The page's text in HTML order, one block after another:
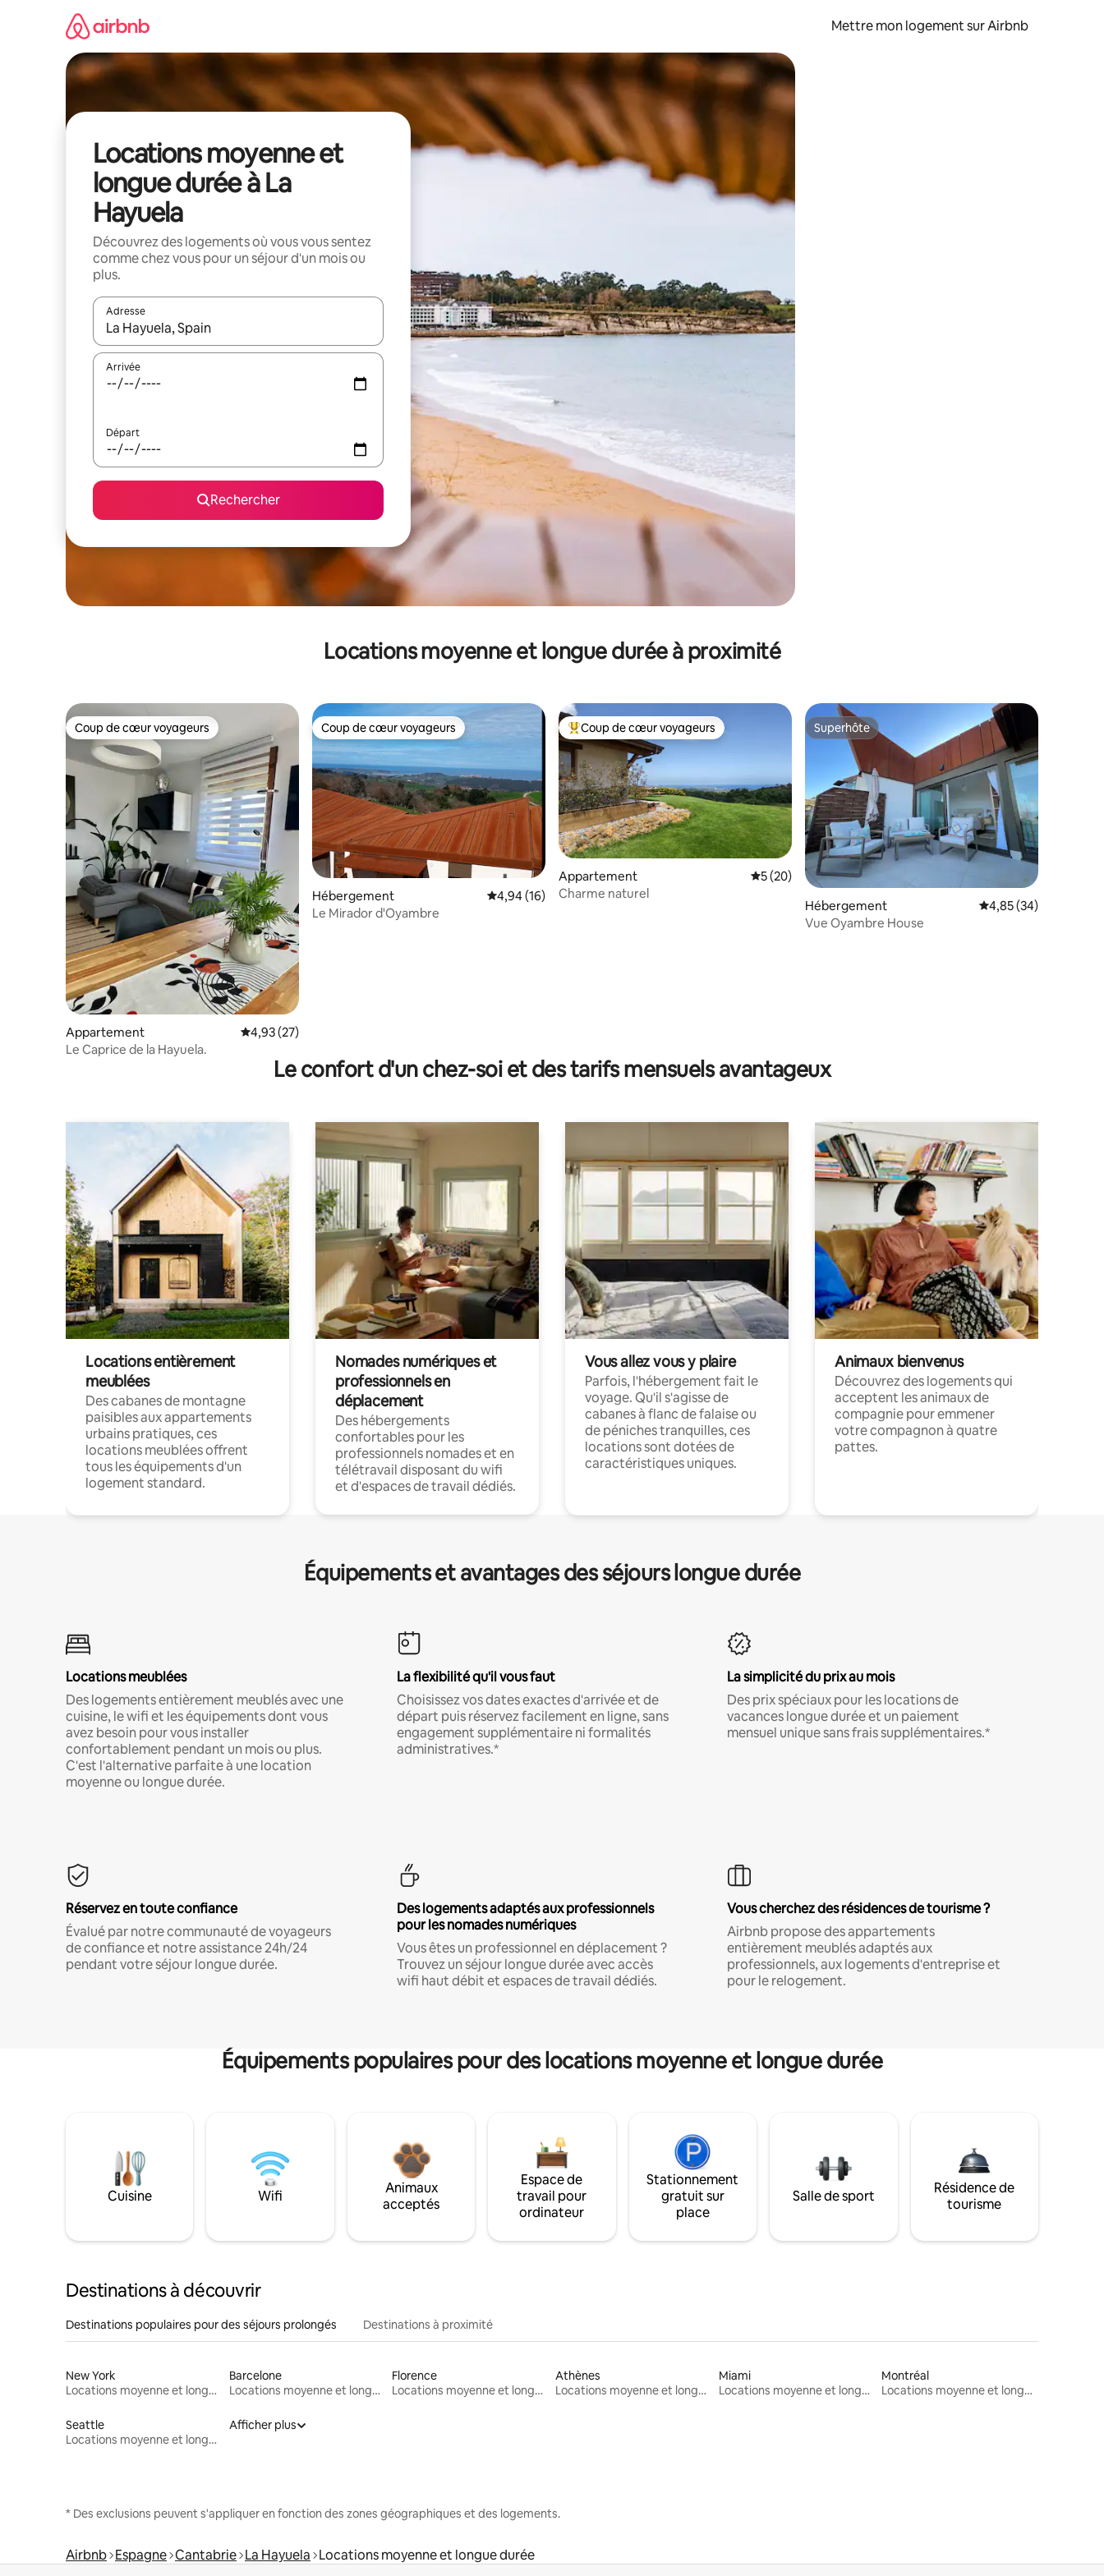
Mettre mon logement sur Airbnb
Locations moyenne et
longue durée à La
Hayuela
Découvrez des logements où vous vous sentez
comme chez vous pour un séjour d'un mois ou
plus.
Adresse
Lorsque les résultats s'affichent, utilisez les flèches vers le haut et vers le bas pour les parcourir ou en appuyant et en faisant glisser.
Arrivée
Départ
Rechercher
Locations moyenne et longue durée à proximité
Coup de cœur voyageurs
Coup de cœur voyageurs
Appartement Évaluation moyenne sur la base de 27 commentaires : 4,93 sur 5
4,93 (27)
Le Caprice de la Hayuela.
Coup de cœur voyageurs
Coup de cœur voyageurs
Hébergement Évaluation moyenne sur la base de 16 commentaires : 4,94 sur 5
4,94 (16)
Le Mirador d'Oyambre
Coups de cœur voyageurs les plus appréciés
Coup de cœur voyageurs
Appartement Évaluation moyenne sur la base de 20 commentaires : 5 sur 5
5 (20)
Charme naturel
Superhôte
Superhôte
Hébergement Évaluation moyenne
4,85 (34)
Vue Oyambre House
Le confort d'un chez-soi et des tarifs mensuels avantageux
Locations entièrement
meublées
Des cabanes de montagne
paisibles aux appartements
urbains pratiques, ces
locations meublées offrent
tous les équipements d'un
logement standard.
Nomades numériques et
professionnels en
déplacement
Des hébergements
confortables pour les
professionnels nomades et en
télétravail disposant du wifi
et d'espaces de travail dédiés.
Vous allez vous y plaire
Parfois, l'hébergement fait le
voyage. Qu'il s'agisse de
cabanes à flanc de falaise ou
de péniches tranquilles, ces
locations sont dotées de
caractéristiques uniques.
Animaux bienvenus
Découvrez des logements qui
acceptent les animaux de
compagnie pour emmener
votre compagnon à quatre
pattes.
Équipements et avantages des séjours longue durée
Locations meublées
Des logements entièrement meublés avec une
cuisine, le wifi et les équipements dont vous
avez besoin pour vous installer
confortablement pendant un mois ou plus.
C'est l'alternative parfaite à une location
moyenne ou longue durée.
La flexibilité qu'il vous faut
Choisissez vos dates exactes d'arrivée et de
départ puis réservez facilement en ligne, sans
engagement supplémentaire ni formalités
administratives.*
La simplicité du prix au mois
Des prix spéciaux pour les locations de
vacances longue durée et un paiement
mensuel unique sans frais supplémentaires.*
Réservez en toute confiance
Évalué par notre communauté de voyageurs
de confiance et notre assistance 24h/24
pendant votre séjour longue durée.
Des logements adaptés aux professionnels
pour les nomades numériques
Vous êtes un professionnel en déplacement ?
Trouvez un séjour longue durée avec accès
wifi haut débit et espaces de travail dédiés.
Vous cherchez des résidences de tourisme ?
Airbnb propose des appartements
entièrement meublés adaptés aux
professionnels, aux logements d'entreprise et
pour le relogement.
Équipements populaires pour des locations moyenne et longue durée
Cuisine Wifi
Animaux
acceptés
Espace de
travail pour
ordinateur
Stationnement
gratuit sur
place
Salle de sport
Résidence de
tourisme
Destinations à découvrir
Destinations populaires pour des séjours prolongés Destinations à proximité
New York
Locations moyenne et longue durée
Barcelone
Locations moyenne et longue durée
Florence
Locations moyenne et longue durée
Athènes
Locations moyenne et longue durée
Miami
Locations moyenne et longue durée
Montréal
Locations moyenne et longue durée
Seattle
Locations moyenne et longue durée
Afficher plus
* Des exclusions peuvent s'appliquer en fonction des zones géographiques et des logements.
Airbnb Espagne Cantabrie La Hayuela Locations moyenne et longue durée